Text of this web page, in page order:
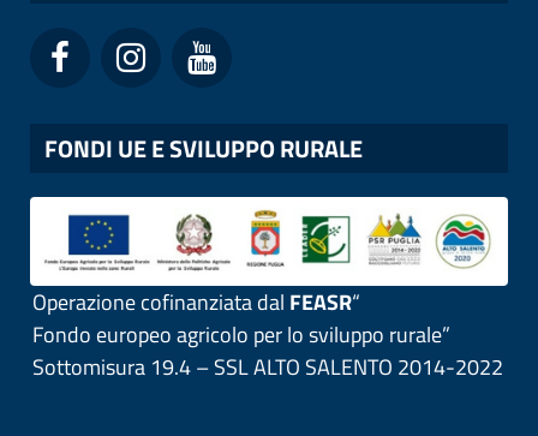
FONDI UE E SVILUPPO RURALE
Operazione cofinanziata dal FEASR“
Fondo europeo agricolo per lo sviluppo rurale”
Sottomisura 19.4 – SSL ALTO SALENTO 2014-2022